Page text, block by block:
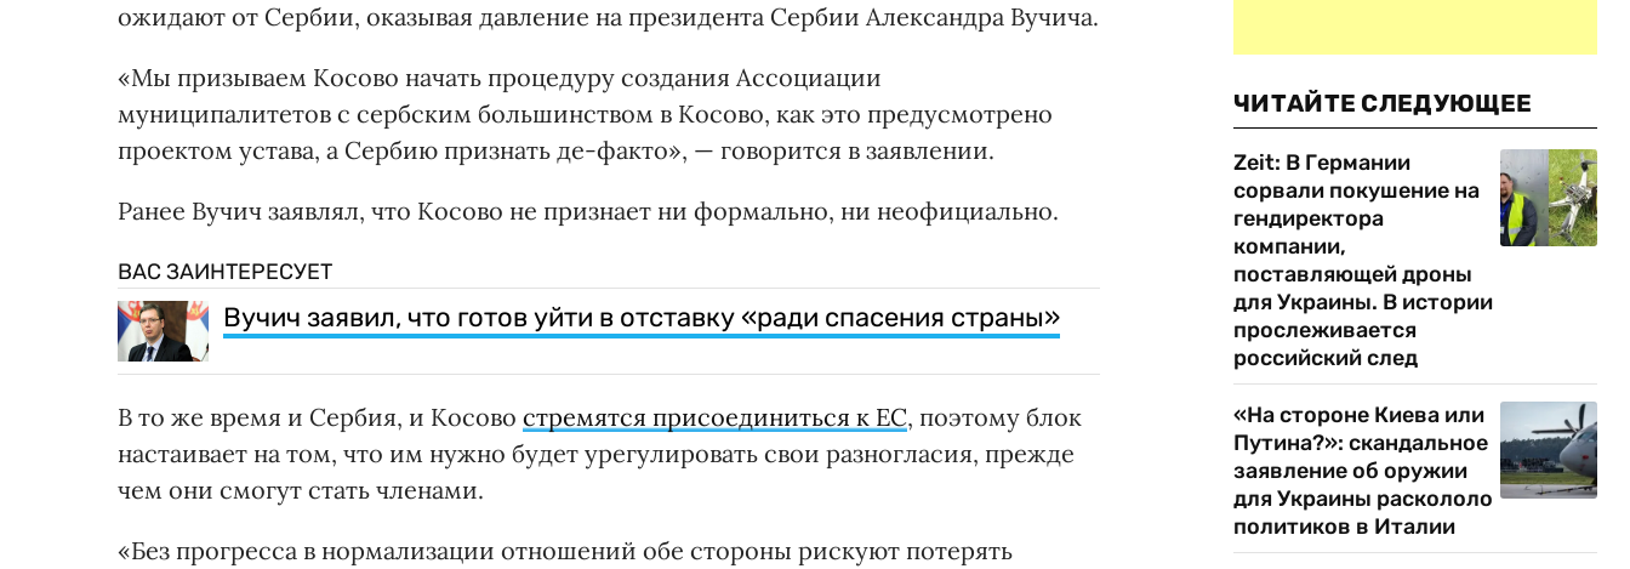
ожидают от Сербии, оказывая давление на президента Сербии Александра Вучича.
«Мы призываем Косово начать процедуру создания Ассоциации
муниципалитетов с сербским большинством в Косово, как это предусмотрено
проектом устава, а Сербию признать де-факто», — говорится в заявлении.
Ранее Вучич заявлял, что Косово не признает ни формально, ни неофициально.
ВАС ЗАИНТЕРЕСУЕТ
Вучич заявил, что готов уйти в отставку «ради спасения страны»
В то же время и Сербия, и Косово стремятся присоединиться к ЕС, поэтому блок
настаивает на том, что им нужно будет урегулировать свои разногласия, прежде
чем они смогут стать членами.
«Без прогресса в нормализации отношений обе стороны рискуют потерять
ЧИТАЙТЕ СЛЕДУЮЩЕЕ
Zeit: В Германии
сорвали покушение на
гендиректора
компании,
поставляющей дроны
для Украины. В истории
прослеживается
российский след
«На стороне Киева или
Путина?»: скандальное
заявление об оружии
для Украины раскололо
политиков в Италии